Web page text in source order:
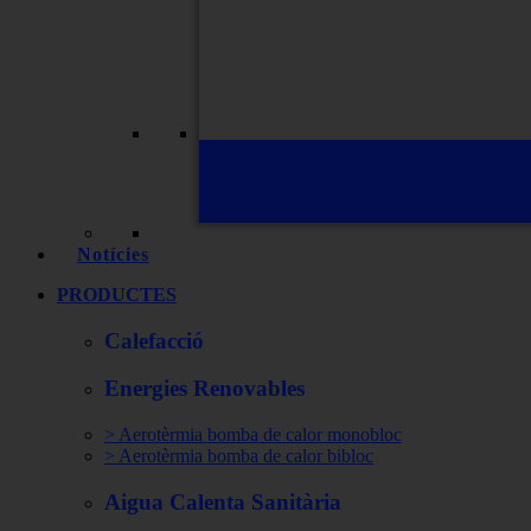
Notícies
PRODUCTES
Calefacció
Energies Renovables
> Aerotèrmia bomba de calor monobloc
> Aerotèrmia bomba de calor bibloc
Aigua Calenta Sanitària